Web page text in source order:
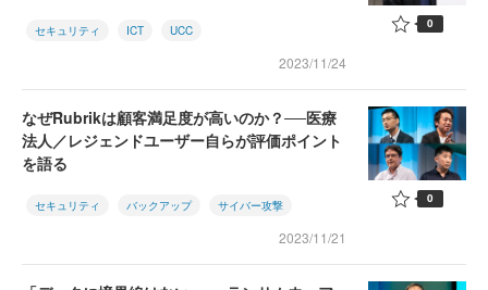
セキュリティ ICT UCC
2023/11/24
0
なぜRubrikは顧客満足度が高いのか？──医療
法人／レジェンドユーザー自らが評価ポイント
を語る
セキュリティ バックアップ サイバー攻撃
2023/11/21
0